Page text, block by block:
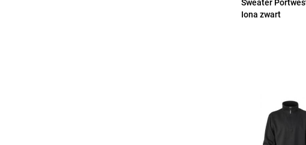
Sweater
Iona zwart